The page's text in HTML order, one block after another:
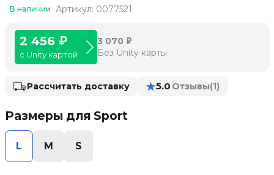
В наличии Артикул: 0077521
2 456 ₽
с Unity картой
3 070 ₽
Без Unity карты
Рассчитать доставку ★5.0 Отзывы(1)
Размеры для Sport
L M S